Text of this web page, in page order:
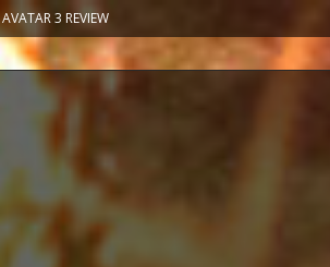
AVATAR 3 REVIEW